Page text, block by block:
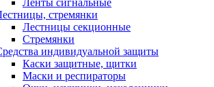
Ленты сигнальные
стремянки
Лестницы секционные
Стремянки
индивидуальной защиты
Каски защитные, щитки
Маски и респираторы